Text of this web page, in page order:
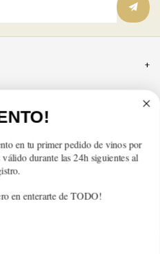
en tu primer pedido de vinos por
durante las 24h siguientes al
en enterarte de TODO!